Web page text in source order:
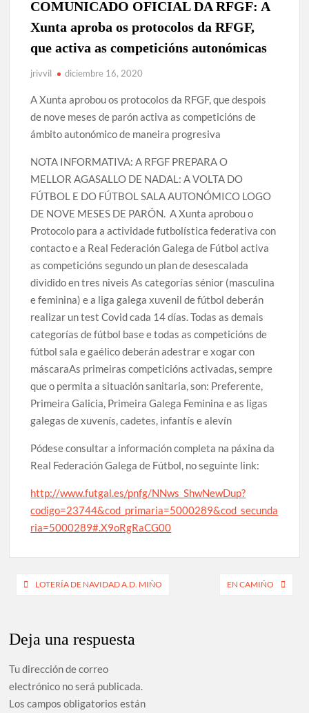
RESUMO DEPORTIVO DA TEMPADA 2024/25
Renovación Mario David (adestrador)
CAMPAÑA ABONOS TEMPADA 2024/25 (solicitude de alta
RESUMO DA TEMPADA 2023/2024
COMUNICADO OFICIAL: Mario David novo adestrador do
COMUNICADO OFICIAL DA RFGF: A
Xunta aproba os protocolos da RFGF,
que activa as competicións autonómicas
jrivvil diciembre 16, 2020
A Xunta aprobou os protocolos da RFGF, que despois
de nove meses de parón activa as competicións de
ámbito autonómico de maneira progresiva
NOTA INFORMATIVA: A RFGF PREPARA O
MELLOR AGASALLO DE NADAL: A VOLTA DO
FÚTBOL E DO FÚTBOL SALA AUTONÓMICO LOGO
DE NOVE MESES DE PARÓN. A Xunta aprobou o
Protocolo para a actividade futbolística federativa con
contacto e a Real Federación Galega de Fútbol activa
as competicións segundo un plan de desescalada
dividido en tres niveis As categorías sénior (masculina
e feminina) e a liga galega xuvenil de fútbol deberán
realizar un test Covid cada 14 días. Todas as demais
categorías de fútbol base e todas as competicións de
fútbol sala e gaélico deberán adestrar e xogar con
máscaraAs primeiras competicións activadas, sempre
que o permita a situación sanitaria, son: Preferente,
Primeira Galicia, Primeira Galega Feminina e as ligas
galegas de xuvenís, cadetes, infantís e alevín
Pódese consultar a información completa na páxina da
Real Federación Galega de Fútbol, no seguinte link:
http://www.futgal.es/pnfg/NNws_ShwNewDup?
codigo=23744&cod_primaria=5000289&cod_secunda
ria=5000289#.X9oRgRaCG00
Navegación
entradas
LOTERÍA DE NAVIDAD A.D. MIÑO EN CAMIÑO
Deja una respuesta
Tu dirección de correo
electrónico no será publicada.
Los campos obligatorios están